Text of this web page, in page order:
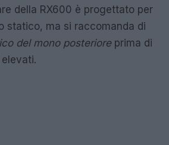
della RX600 è progettato per
statico, ma si raccomanda di
del mono posterioreprima di